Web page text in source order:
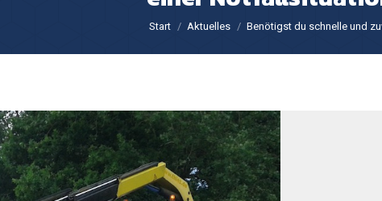
Sie befinden sich hier:
Start Aktuelles Benötigst du schnelle und